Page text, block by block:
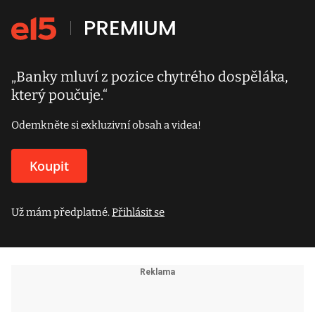
„Banky mluví z pozice chytrého dospěláka,
který poučuje.“
Odemkněte si exkluzivní obsah a videa!
Koupit
Už mám předplatné.Přihlásit se